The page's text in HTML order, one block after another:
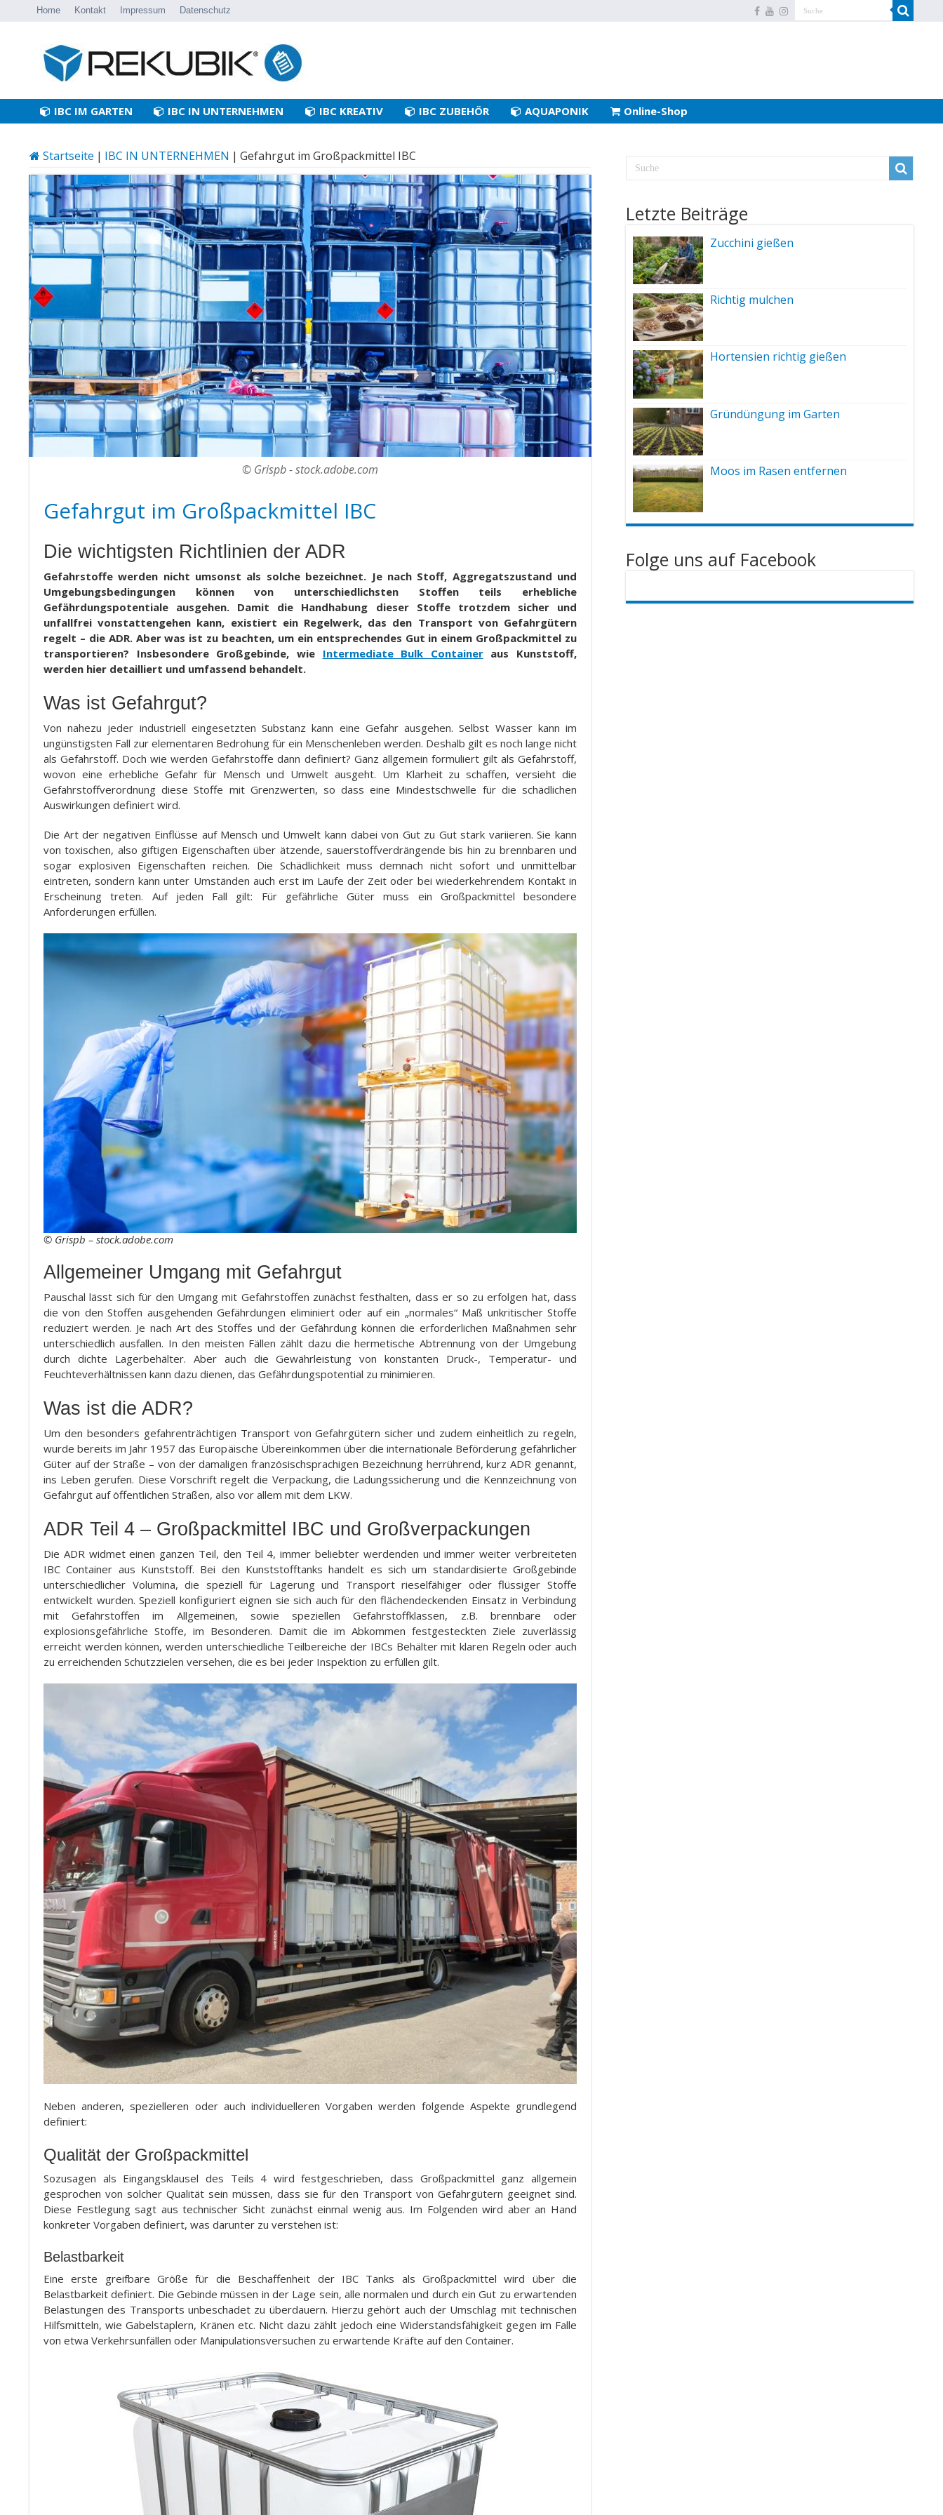
Home Kontakt Impressum Datenschutz
IBC IM GARTEN IBC IN UNTERNEHMEN IBC KREATIV IBC ZUBEHÖR AQUAPONIK Online-Shop
Startseite | IBC IN UNTERNEHMEN | Gefahrgut im Großpackmittel IBC
© Grispb - stock.adobe.com
Gefahrgut im Großpackmittel IBC
Die wichtigsten Richtlinien der ADR
Gefahrstoffe werden nicht umsonst als solche bezeichnet. Je nach Stoff, Aggregatszustand und
Umgebungsbedingungen können von unterschiedlichsten Stoffen teils erhebliche
Gefährdungspotentiale ausgehen. Damit die Handhabung dieser Stoffe trotzdem sicher und
unfallfrei vonstattengehen kann, existiert ein Regelwerk, das den Transport von Gefahrgütern
regelt – die ADR. Aber was ist zu beachten, um ein entsprechendes Gut in einem Großpackmittel zu
transportieren? Insbesondere Großgebinde, wie Intermediate Bulk Containeraus Kunststoff,
werden hier detailliert und umfassend behandelt.
Was ist Gefahrgut?
Von nahezu jeder industriell eingesetzten Substanz kann eine Gefahr ausgehen. Selbst Wasser kann im
ungünstigsten Fall zur elementaren Bedrohung für ein Menschenleben werden. Deshalb gilt es noch lange nicht
als Gefahrstoff. Doch wie werden Gefahrstoffe dann definiert? Ganz allgemein formuliert gilt als Gefahrstoff,
wovon eine erhebliche Gefahr für Mensch und Umwelt ausgeht. Um Klarheit zu schaffen, versieht die
Gefahrstoffverordnung diese Stoffe mit Grenzwerten, so dass eine Mindestschwelle für die schädlichen
Auswirkungen definiert wird.
Die Art der negativen Einflüsse auf Mensch und Umwelt kann dabei von Gut zu Gut stark variieren. Sie kann
von toxischen, also giftigen Eigenschaften über ätzende, sauerstoffverdrängende bis hin zu brennbaren und
sogar explosiven Eigenschaften reichen. Die Schädlichkeit muss demnach nicht sofort und unmittelbar
eintreten, sondern kann unter Umständen auch erst im Laufe der Zeit oder bei wiederkehrendem Kontakt in
Erscheinung treten. Auf jeden Fall gilt: Für gefährliche Güter muss ein Großpackmittel besondere
Anforderungen erfüllen.
© Grispb – stock.adobe.com
Allgemeiner Umgang mit Gefahrgut
Pauschal lässt sich für den Umgang mit Gefahrstoffen zunächst festhalten, dass er so zu erfolgen hat, dass
die von den Stoffen ausgehenden Gefährdungen eliminiert oder auf ein „normales“ Maß unkritischer Stoffe
reduziert werden. Je nach Art des Stoffes und der Gefährdung können die erforderlichen Maßnahmen sehr
unterschiedlich ausfallen. In den meisten Fällen zählt dazu die hermetische Abtrennung von der Umgebung
durch dichte Lagerbehälter. Aber auch die Gewährleistung von konstanten Druck-, Temperatur- und
Feuchteverhältnissen kann dazu dienen, das Gefährdungspotential zu minimieren.
Was ist die ADR?
Um den besonders gefahrenträchtigen Transport von Gefahrgütern sicher und zudem einheitlich zu regeln,
wurde bereits im Jahr 1957 das Europäische Übereinkommen über die internationale Beförderung gefährlicher
Güter auf der Straße – von der damaligen französischsprachigen Bezeichnung herrührend, kurz ADR genannt,
ins Leben gerufen. Diese Vorschrift regelt die Verpackung, die Ladungssicherung und die Kennzeichnung von
Gefahrgut auf öffentlichen Straßen, also vor allem mit dem LKW.
ADR Teil 4 – Großpackmittel IBC und Großverpackungen
Die ADR widmet einen ganzen Teil, den Teil 4, immer beliebter werdenden und immer weiter verbreiteten
IBC Container aus Kunststoff. Bei den Kunststofftanks handelt es sich um standardisierte Großgebinde
unterschiedlicher Volumina, die speziell für Lagerung und Transport rieselfähiger oder flüssiger Stoffe
entwickelt wurden. Speziell konfiguriert eignen sie sich auch für den flächendeckenden Einsatz in Verbindung
mit Gefahrstoffen im Allgemeinen, sowie speziellen Gefahrstoffklassen, z.B. brennbare oder
explosionsgefährliche Stoffe, im Besonderen. Damit die im Abkommen festgesteckten Ziele zuverlässig
erreicht werden können, werden unterschiedliche Teilbereiche der IBCs Behälter mit klaren Regeln oder auch
zu erreichenden Schutzzielen versehen, die es bei jeder Inspektion zu erfüllen gilt.
Neben anderen, spezielleren oder auch individuelleren Vorgaben werden folgende Aspekte grundlegend
definiert:
Qualität der Großpackmittel
Sozusagen als Eingangsklausel des Teils 4 wird festgeschrieben, dass Großpackmittel ganz allgemein
gesprochen von solcher Qualität sein müssen, dass sie für den Transport von Gefahrgütern geeignet sind.
Diese Festlegung sagt aus technischer Sicht zunächst einmal wenig aus. Im Folgenden wird aber an Hand
konkreter Vorgaben definiert, was darunter zu verstehen ist:
Belastbarkeit
Eine erste greifbare Größe für die Beschaffenheit der IBC Tanks als Großpackmittel wird über die
Belastbarkeit definiert. Die Gebinde müssen in der Lage sein, alle normalen und durch ein Gut zu erwartenden
Belastungen des Transports unbeschadet zu überdauern. Hierzu gehört auch der Umschlag mit technischen
Hilfsmitteln, wie Gabelstaplern, Kränen etc. Nicht dazu zählt jedoch eine Widerstandsfähigkeit gegen im Falle
von etwa Verkehrsunfällen oder Manipulationsversuchen zu erwartende Kräfte auf den Container.
Letzte Beiträge
Zucchini gießen
Richtig mulchen
Hortensien richtig gießen
Gründüngung im Garten
Moos im Rasen entfernen
Folge uns auf Facebook